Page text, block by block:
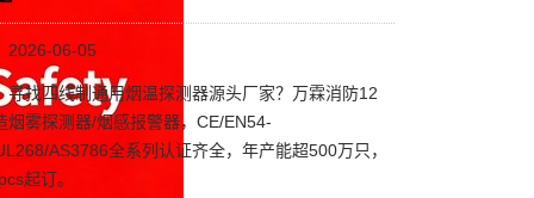
2026-06-05
寻找四线制通用烟温探测器源头厂家？万霖消防12
烟雾探测器/烟感报警器，CE/EN54-
AS3786全系列认证齐全，年产能超500万只，
起订。